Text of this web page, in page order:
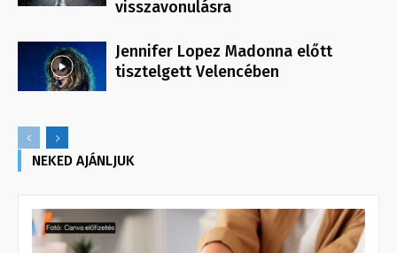
visszavonulásra
Jennifer Lopez Madonna előtt
tisztelgett Velencében
NEKED AJÁNLJUK